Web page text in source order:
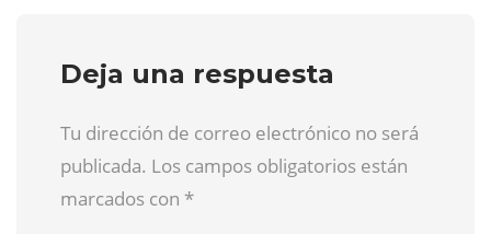
Deja una respuesta
Tu dirección de correo electrónico no será
publicada. Los campos obligatorios están
marcados con *